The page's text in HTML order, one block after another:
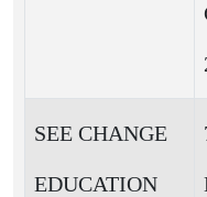
SEE CHANGE
EDUCATION